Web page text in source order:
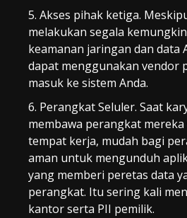
Akses pihak ketiga.
melakukan segala
keamanan jaringan dan data
dapat menggunakan vendor
masuk ke sistem Anda.
Perangkat Seluler. Saat
membawa perangkat mereka
tempat kerja, mudah bagi
aman untuk mengunduh
yang memberi peretas data
perangkat. Itu sering kali
kantor serta PII pemilik.